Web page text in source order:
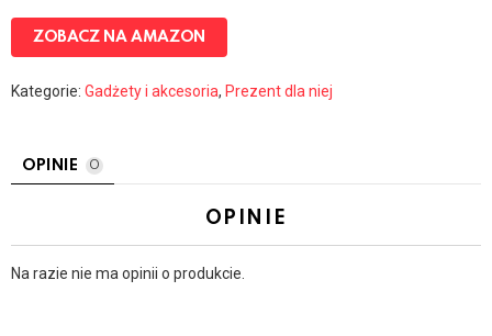
ZOBACZ NA AMAZON
Kategorie: Gadżety i akcesoria, Prezent dla niej
OPINIE 0
OPINIE
Na razie nie ma opinii o produkcie.